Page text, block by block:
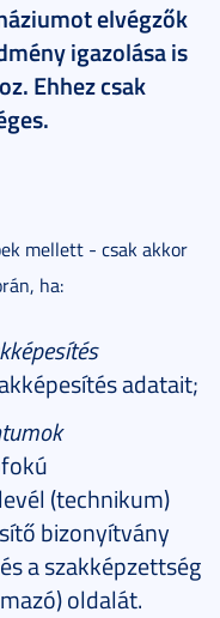
elvégzők
igazolása is
Ehhez csak
mellett - csak akkor
ha:
adatait;
(technikum)
bizonyítvány
a szakképzettség
oldalát.